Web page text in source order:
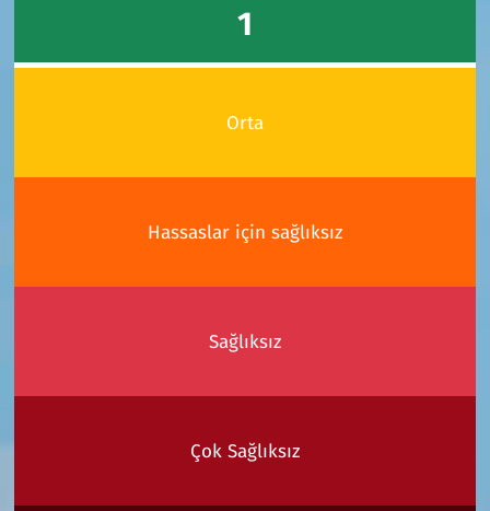
1
Orta
Hassaslar için sağlıksız
Sağlıksız
Çok Sağlıksız